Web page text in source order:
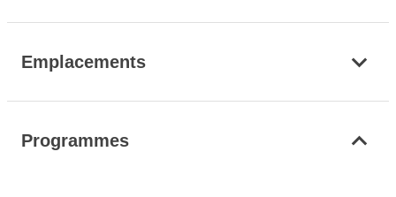
Emplacements
Programmes